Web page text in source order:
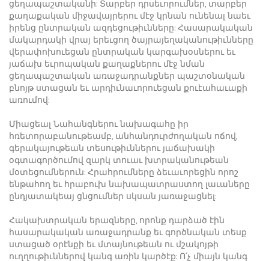
ցեղապաշտականի: Տարբեր դրսեւորումներ, տարբեր
քաղաքական միջավայրերու մէջ կրնան ունենալ նաեւ
իրենց ընտրական ազդեցութիւնները: Հասարակական
մակարդակի վրայ երեւցող ծայրայեղականութիւնները
վերափոխուեցան ընտրական կարգախօսներու եւ
յաճախ եւրոպական քաղաքներու մէջ նման
ցեղապաշտական առաջադրանքներ պաշտօնական
բնոյթ ստացան եւ արդիւնաւորուեցան քուէահաւաքի
առումով:
Միացեալ Նահանգներու նախագահը իր
հռետորաբանութեամբ, անհանդուրժողական ոճով,
գերակայութեան տեսութիւններու յաճախակի
օգտագործումով զարկ տուաւ խտրականութեան
մօտեցումներուն: Հրահրումները ձեւաւորեցին որոշ
ենթահող եւ հրաբուխ նախապատրաստող լաւաները
ընդյատակեայ ցնցումներ սկսան յառաջացնել:
Հակախտրական երազները, որոնք դարձած էին
հասարակական առաջադրանք եւ գործնական տեսք
ստացած օրէնքի եւ մտայնութեան ու մշակոյթի
ուղղութիւններով կանգ առին կարծէք: Ո՛չ միայն կանգ